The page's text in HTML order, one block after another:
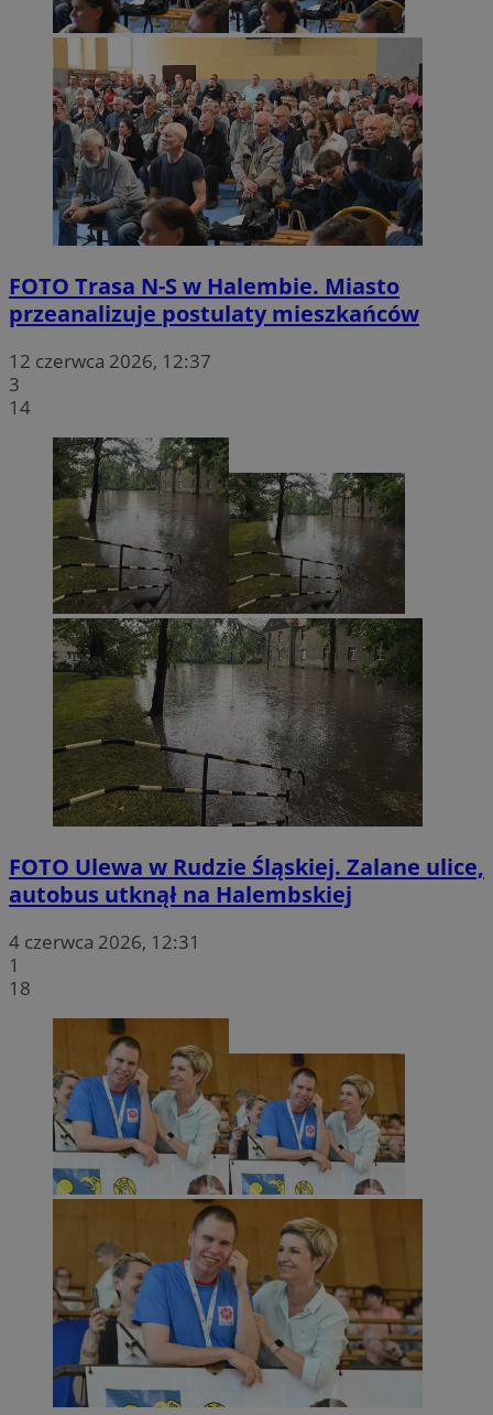
FOTO Trasa N-S w Halembie. Miasto
przeanalizuje postulaty mieszkańców
12 czerwca 2026, 12:37
3
14
FOTO Ulewa w Rudzie Śląskiej. Zalane ulice,
autobus utknął na Halembskiej
4 czerwca 2026, 12:31
1
18